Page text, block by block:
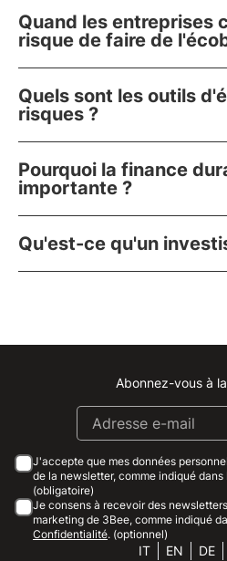
Quand les entreprises
risque de faire de
Quels sont les outils
risques ?
Pourquoi la finance
importante ?
Qu'est-ce qu'un
Abonnez-vous à
J'accepte que mes données
de la newsletter, comme indiqué dans
(obligatoire)
Je consens à recevoir des
marketing de 3Bee, comme indiqué
Confidentialité. (optionnel)
IT EN DE